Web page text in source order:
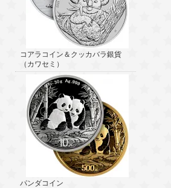
コアラコイン＆クッカバラ銀貨
（カワセミ）
パンダコイン